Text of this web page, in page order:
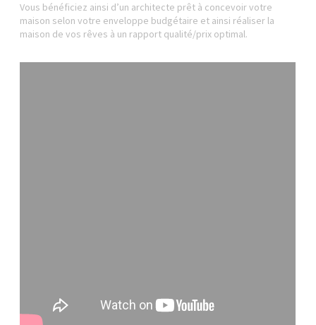
Vous bénéficiez ainsi d’un architecte prêt à concevoir votre
maison selon votre enveloppe budgétaire et ainsi réaliser la
maison de vos rêves à un rapport qualité/prix optimal.